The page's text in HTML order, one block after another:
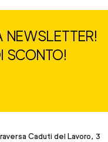
NEWSLETTER!
SCONTO!
Caduti del Lavoro, 3